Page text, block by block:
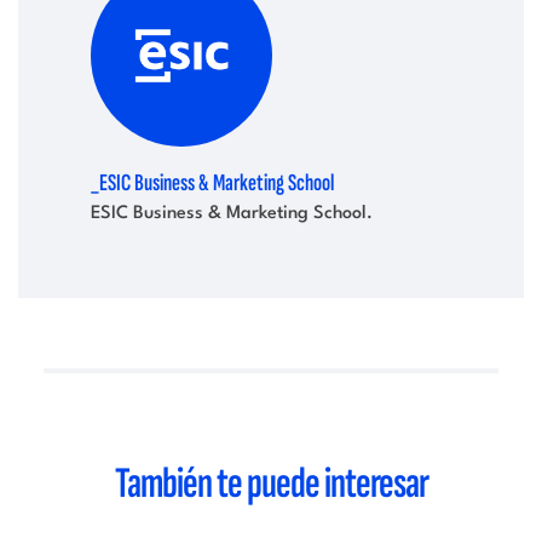
_ESIC Business & Marketing School
ESIC Business & Marketing School.
También te puede interesar